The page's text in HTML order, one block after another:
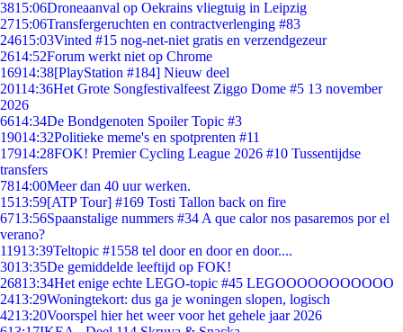
3815:06Droneaanval op Oekrains vliegtuig in Leipzig
2715:06Transfergeruchten en contractverlenging #83
24615:03Vinted #15 nog-net-niet gratis en verzendgezeur
2614:52Forum werkt niet op Chrome
16914:38[PlayStation #184] Nieuw deel
20114:36Het Grote Songfestivalfeest Ziggo Dome #5 13 november
2026
6614:34De Bondgenoten Spoiler Topic #3
19014:32Politieke meme's en spotprenten #11
17914:28FOK! Premier Cycling League 2026 #10 Tussentijdse
transfers
7814:00Meer dan 40 uur werken.
1513:59[ATP Tour] #169 Tosti Tallon back on fire
6713:56Spaanstalige nummers #34 A que calor nos pasaremos por el
verano?
11913:39Teltopic #1558 tel door en door en door....
3013:35De gemiddelde leeftijd op FOK!
26813:34Het enige echte LEGO-topic #45 LEGOOOOOOOOOOO
2413:29Woningtekort: dus ga je woningen slopen, logisch
4213:20Voorspel hier het weer voor het gehele jaar 2026